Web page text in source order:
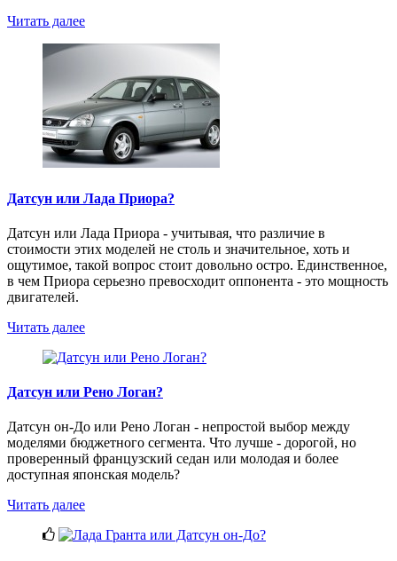
Читать далее
Датсун или Лада Приора?
Датсун или Лада Приора - учитывая, что различие в
стоимости этих моделей не столь и значительное, хоть и
ощутимое, такой вопрос стоит довольно остро. Единственное,
в чем Приора серьезно превосходит оппонента - это мощность
двигателей.
Читать далее
Датсун или Рено Логан?
Датсун он-До или Рено Логан - непростой выбор между
моделями бюджетного сегмента. Что лучше - дорогой, но
проверенный французский седан или молодая и более
доступная японская модель?
Читать далее